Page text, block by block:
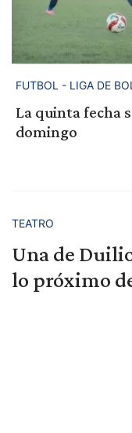
FUTBOL - LIGA DE
La quinta fecha
domingo
TEATRO
Una de
lo próximo